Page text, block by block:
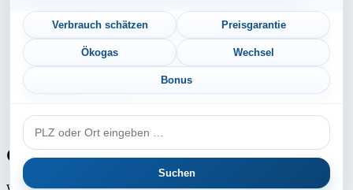
Mecklenburg-Vorpommern
Niedersachsen
Nordrhein-Westfalen
Rheinland-Pfalz
Saarland
Sachsen-Anhalt
Gaspreis-Explosion
Verbrauch schätzen Preisgarantie
Ökogas Wechsel
Bonus
PLZ
oder
Ort
Suchen